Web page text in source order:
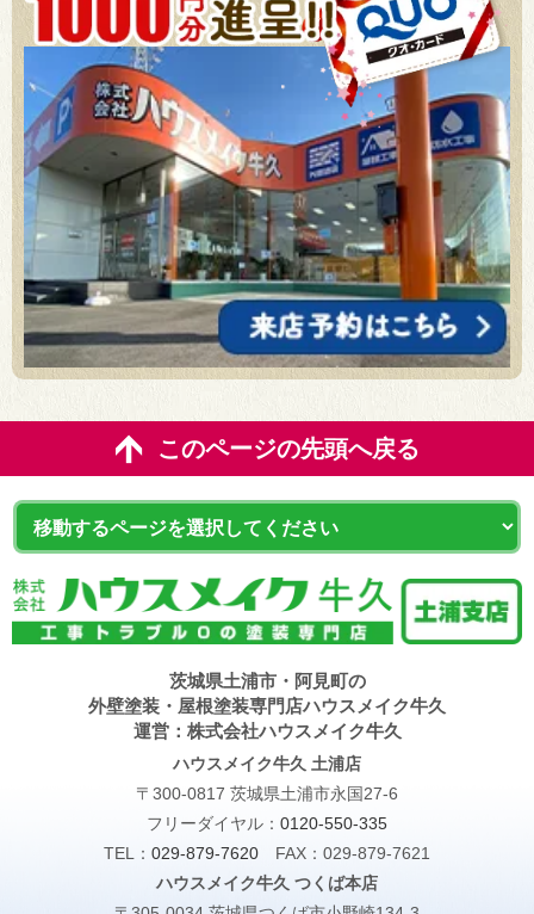
このページの先頭へ戻る
茨城県土浦市・阿見町の
外壁塗装・屋根塗装専門店ハウスメイク牛久
運営：株式会社ハウスメイク牛久
ハウスメイク牛久 土浦店
〒300-0817 茨城県土浦市永国27-6
フリーダイヤル： 0120-550-335
TEL： 029-879-7620 FAX：029-879-7621
ハウスメイク牛久 つくば本店